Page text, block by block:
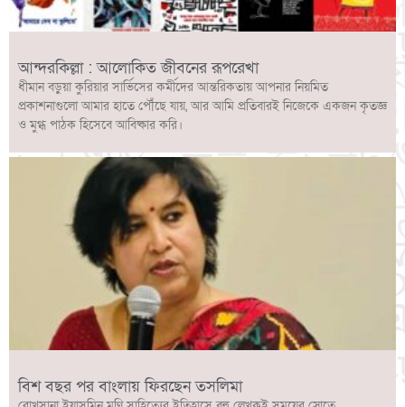
আন্দরকিল্লা : আলোকিত জীবনের রূপরেখা
ধীমান বড়ুয়া কুরিয়ার সার্ভিসের কর্মীদের আন্তরিকতায় আপনার নিয়মিত
প্রকাশনাগুলো আমার হাতে পৌঁছে যায়, আর আমি প্রতিবারই নিজেকে একজন কৃতজ্ঞ
ও মুগ্ধ পাঠক হিসেবে আবিষ্কার করি।
বিশ বছর পর বাংলায় ফিরছেন তসলিমা